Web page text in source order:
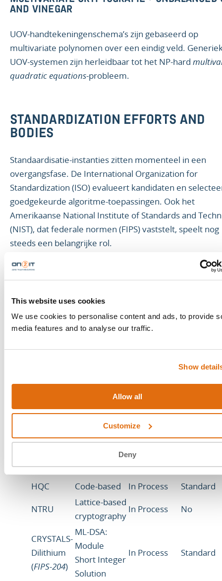
This website uses cookies
We use cookies to personalise content and ads, to provide
media features and to analyse our traffic.
Show
Allow all
Customize
Deny
AND VINEGAR
UOV-handtekeningenschema’s zijn gebaseerd op
multivariate polynomen over een eindig veld.
UOV-systemen zijn herleidbaar tot het NP-hard
quadratic equations-probleem.
STANDARDIZATION EFFORTS AND
BODIES
Standaardisatie-instanties zitten momenteel in een
overgangsfase. De International Organization for
Standardization (ISO) evalueert kandidaten en
goedgekeurde algoritme-toepassingen. Ook het
Amerikaanse National Institute of Standards and
(NIST), dat federale normen (FIPS) vaststelt, speelt nog
steeds een belangrijke rol.
Onderstaande tabel laat de huidige stand van zaken
Algoritme Type
Frodo-
based,
With Error
In Process
CRYSTALS-
(FIPS-203)
based, ML-
KEM: Module
Learning
w/Error
In process
Classic
Code-based:
goppa codes
Being
Standardised
BIKE
Code-based No
No
HQC
Code-based In Process
Standard
NTRU
Lattice-based
cryptography
In Process No
CRYSTALS-
Dilithium
(FIPS-204)
ML-DSA:
Module
Short Integer
Solution
In Process Standard